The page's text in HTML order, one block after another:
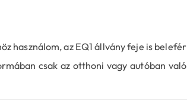
használom, az EQ1 állvány feje is belefér
csak az otthoni vagy autóban való